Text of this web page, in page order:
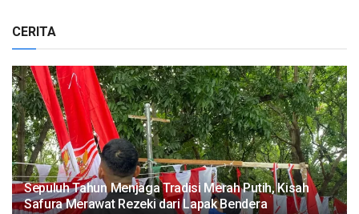
CERITA
Sepuluh Tahun Menjaga Tradisi Merah Putih, Kisah
Safura Merawat Rezeki dari Lapak Bendera